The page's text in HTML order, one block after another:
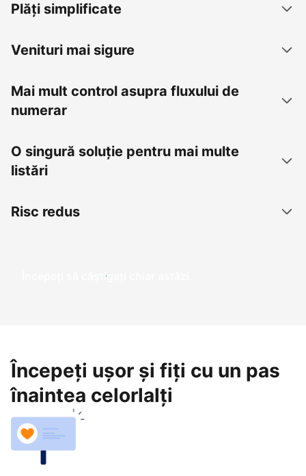
Plăți simplificate
Venituri mai sigure
Mai mult control asupra fluxului de
numerar
O singură soluție pentru mai multe
listări
Risc redus
Începeți să câștigați chiar astăzi
Începeți ușor și fiți cu un pas
înaintea celorlalți